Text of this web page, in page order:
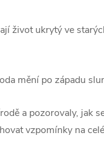
život ukrytý ve
mění po západu
a pozorovaly, jak
vzpomínky na